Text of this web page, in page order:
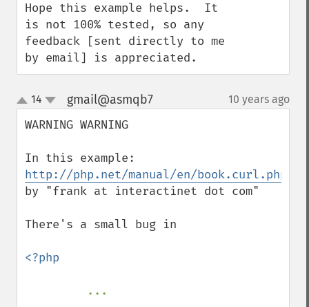
Hope this example helps.  It
is not 100% tested, so any
feedback [sent directly to me
by email] is appreciated.
up
down
14 gmail@asmqb7¶ 10 years ago
WARNING WARNING
http://php.net/manual/en/
by "frank at interactinet dot com"
There's a small bug in
<?php
...